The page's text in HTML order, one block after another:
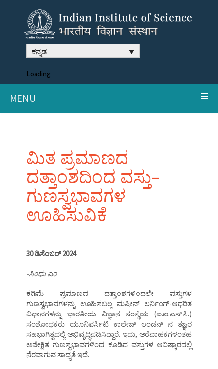
ಕನ್ನಡ
Loading
MENU
ಮಿತ ಪ್ರಮಾಣದ
ದತ್ತಾಂಶದಿಂದ ವಸ್ತು-
ಗುಣಸ್ವಭಾವಗಳ
ಊಹಿಸುವಿಕೆ
30 ಡಿಸೆಂಬರ್ 2024
-ಸಿಂಧು ಎಂ
ಕಡಿಮೆ ಪ್ರಮಾಣದ ದತ್ತಾಂಶಗಳಿಂದಲೇ ವಸ್ತುಗಳ
ಗುಣಸ್ವಭಾವಗಳನ್ನು ಊಹಿಸಬಲ್ಲ ಮಷೀನ್ ಲರ್ನಿಂಗ್-ಆಧರಿತ
ವಿಧಾನಗಳನ್ನು ಭಾರತೀಯ ವಿಜ್ಞಾನ ಸಂಸ್ಥೆಯ (ಐ.ಐ.ಎಸ್.ಸಿ.)
ಸಂಶೋಧಕರು ಯೂನಿವರ್ಸಿಟಿ ಕಾಲೇಜ್ ಲಂಡನ್ ನ ತಜ್ಞರ
ಸಹಭಾಗಿತ್ವದಲ್ಲಿ ಅಭಿವೃದ್ಧಿಪಡಿಸಿದ್ದಾರೆ. ಇದು, ಅರೆವಾಹಕಗಳಂತಹ
ಅಪೇಕ್ಷಿತ ಗುಣಸ್ವಭಾವಗಳಿಂದ ಕೂಡಿದ ವಸ್ತುಗಳ ಆವಿಷ್ಕಾರದಲ್ಲಿ
ನೆರವಾಗುವ ಸಾಧ್ಯತೆ ಇದೆ.